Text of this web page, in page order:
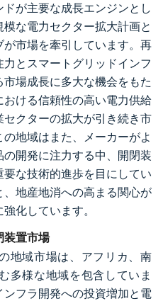
が主要な成長エンジンとし
な電力セクター拡大計画と
市場を牽引しています。再
とスマートグリッドインフ
場成長に多大な機会をもた
ける信頼性の高い電力供給
クターの拡大が引き続き市
地域はまた、メーカーがよ
開発に注力する中、開閉装
な技術的進歩を目にしてい
地産地消への高まる関心が
化しています。
装置市場
地域市場は、アフリカ、南
多様な地域を包含していま
フラ開発への投資増加と電